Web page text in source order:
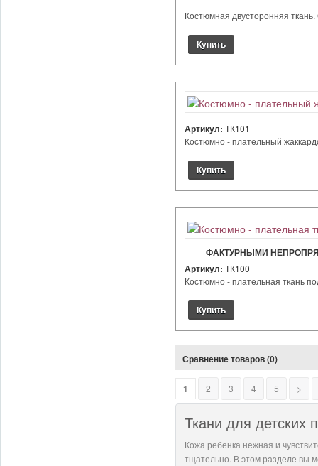
Костюмная двусторонняя
Артикул: ТК101
Костюмно - плательный
ФАКТУРНЫМИ
Артикул: ТК100
Костюмно - плательная ткань
Сравнение товаров (0)
1 2 3 4 5 >
Ткани для детских
Кожа ребенка нежная и
тщательно. В этом разделе вы